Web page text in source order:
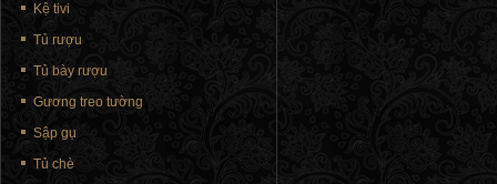
Kệ tivi
Tủ rượu
Tủ bày rượu
Gương treo tường
Sập gụ
Tủ chè